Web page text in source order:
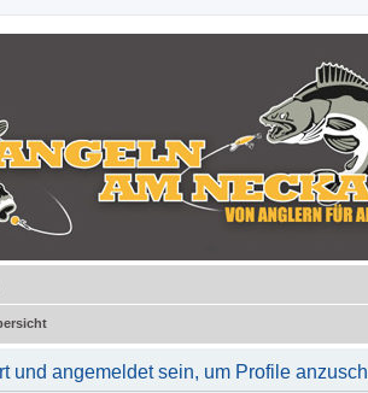
und angemeldet sein, um Profile